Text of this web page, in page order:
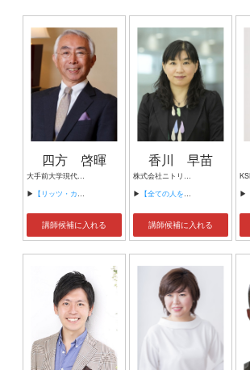
四方 啓暉
大手前大学現代社会学部教授 ザ・リッツ・カールトン大阪 元副総支配人
▶ 【リッツ・カールトンの究極のホスピタリティ】
講師候補に入れる
香川 早苗
株式会社ニトリホールディングス／シニアリーダー （元）ダイキン工業株式会社 テクノロジー・イノベーションセンター主任技師 （元）ピーコック魔法瓶工業株式会社 商品企画部長 （元）サンスター技研株式会社 商品企画スペシャリスト
▶ 【全ての人をハッピーにする商品企画】
講師候補に入れる
▶